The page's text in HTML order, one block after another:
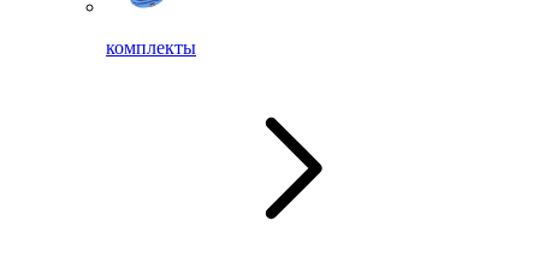
комплекты